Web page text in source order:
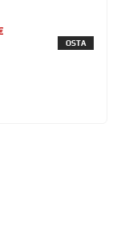
OSTA